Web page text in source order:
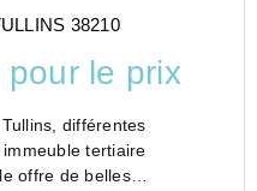
38210
le prix
différentes
tertiaire
offre de belles